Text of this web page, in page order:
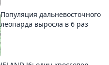
Популяция дальневосточного
леопарда выросла в 6 раз